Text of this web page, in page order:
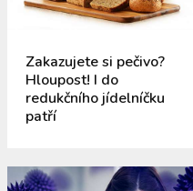
Zakazujete si pečivo?
Hloupost! I do
redukčního jídelníčku
patří